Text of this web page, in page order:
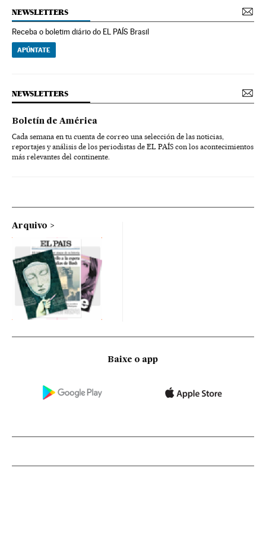
NEWSLETTERS
Receba o boletim diário do EL PAÍS Brasil
APÚNTATE
NEWSLETTERS
Boletín de América
Cada semana en tu cuenta de correo una selección de las noticias,
reportajes y análisis de los periodistas de EL PAÍS con los acontecimientos
más relevantes del continente.
Arquivo
Baixe o app